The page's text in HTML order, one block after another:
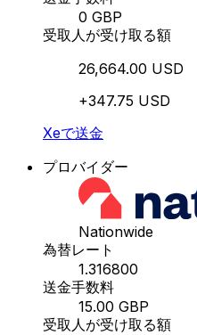
0 GBP
受取人が受け取る額
26,664.00 USD
+347.75 USD
Xeで送金
プロバイダー
Nationwide
為替レート
1.316800
送金手数料
15.00 GBP
受取人が受け取る額